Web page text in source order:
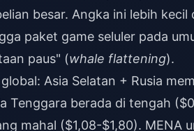
besar. Angka ini lebih
paket game seluler pada
paus" (whale flattening).
Asia Selatan + Rusia
Tenggara berada di tengah
mahal ($1,08-$1,80). MENA